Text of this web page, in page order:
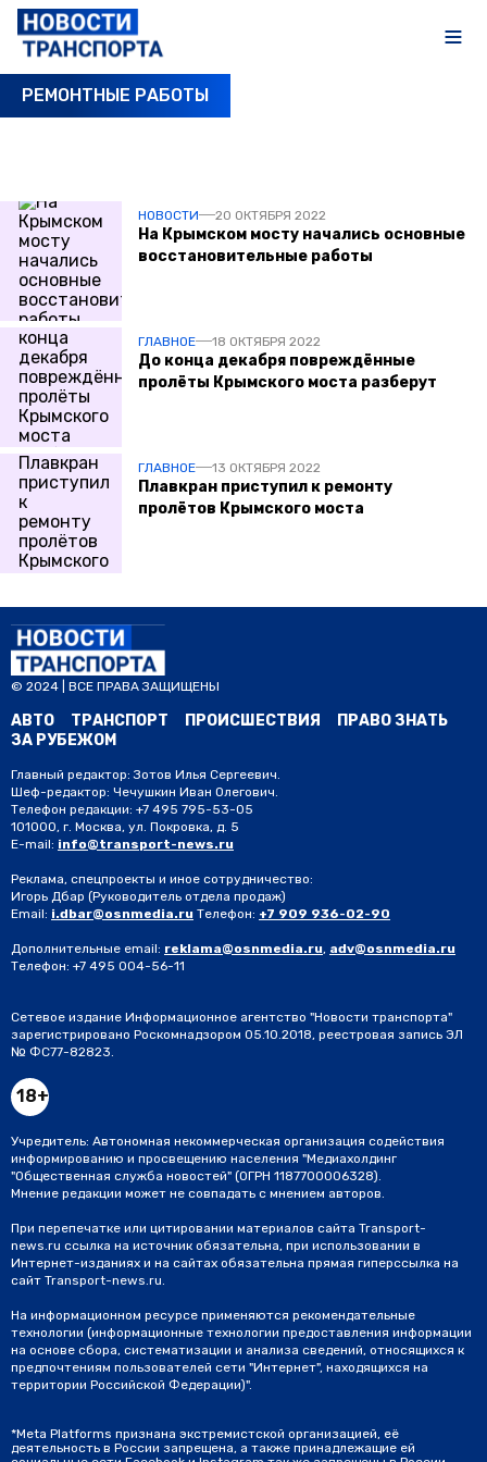
РЕМОНТНЫЕ РАБОТЫ
НОВОСТИ 20 ОКТЯБРЯ 2022
На Крымском мосту начались основные
восстановительные работы
ГЛАВНОЕ 18 ОКТЯБРЯ 2022
До конца декабря повреждённые
пролёты Крымского моста разберут
ГЛАВНОЕ 13 ОКТЯБРЯ 2022
Плавкран приступил к ремонту
пролётов Крымского моста
© 2024 | ВСЕ ПРАВА ЗАЩИЩЕНЫ
АВТО ТРАНСПОРТ ПРОИСШЕСТВИЯ
ПРАВО ЗНАТЬ
ЗА РУБЕЖОМ
Главный редактор: Зотов Илья Сергеевич.
Шеф-редактор: Чечушкин Иван Олегович.
Телефон редакции: +7 495 795-53-05
101000, г. Москва, ул. Покровка, д. 5
E-mail: info@transport-news.ru
Реклама, спецпроекты и иное сотрудничество:
Игорь Дбар (Руководитель отдела продаж)
Email: i.dbar@osnmedia.ru Телефон: +7 909 936-02-90
Дополнительные email: reklama@osnmedia.ru, adv@osnmedia.ru
Телефон: +7 495 004-56-11
Сетевое издание Информационное агентство "Новости транспорта"
зарегистрировано Роскомнадзором 05.10.2018, реестровая запись ЭЛ
№ ФС77-82823.
18+
Учредитель: Автономная некоммерческая организация содействия
информированию и просвещению населения "Медиахолдинг
"Общественная служба новостей" (ОГРН 1187700006328).
Мнение редакции может не совпадать с мнением авторов.
При перепечатке или цитировании материалов сайта Transport-
news.ru ссылка на источник обязательна, при использовании в
Интернет-изданиях и на сайтах обязательна прямая гиперссылка на
сайт Transport-news.ru.
На информационном ресурсе применяются рекомендательные
технологии (информационные технологии предоставления информации
на основе сбора, систематизации и анализа сведений, относящихся к
предпочтениям пользователей сети "Интернет", находящихся на
территории Российской Федерации)".
*Meta Platforms признана экстремистской организацией, её
деятельность в России запрещена, а также принадлежащие ей